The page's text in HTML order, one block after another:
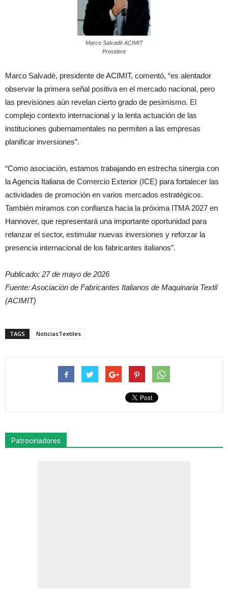
Marco Salvadè ACIMIT
President
Marco Salvadè, presidente de ACIMIT, comentó, “es alentador
observar la primera señal positiva en el mercado nacional, pero
las previsiones aún revelan cierto grado de pesimismo. El
complejo contexto internacional y la lenta actuación de las
instituciones gubernamentales no permiten a las empresas
planificar inversiones”.
“Como asociación, estamos trabajando en estrecha sinergia con
la Agencia Italiana de Comercio Exterior (ICE) para fortalecer las
actividades de promoción en varios mercados estratégicos.
También miramos con confianza hacia la próxima ITMA 2027 en
Hannover, que representará una importante oportunidad para
relanzar el sector, estimular nuevas inversiones y reforzar la
presencia internacional de los fabricantes italianos”.
Publicado: 27 de mayo de 2026
Fuente: Asociación de Fabricantes Italianos de Maquinaria Textil
(ACIMIT)
TAGS NoticiasTextiles
Patrocinadores